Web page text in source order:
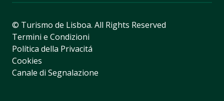
© Turismo de Lisboa. All Rights Reserved
Termini e Condizioni
Política della Privacitá
Cookies
Canale di Segnalazione